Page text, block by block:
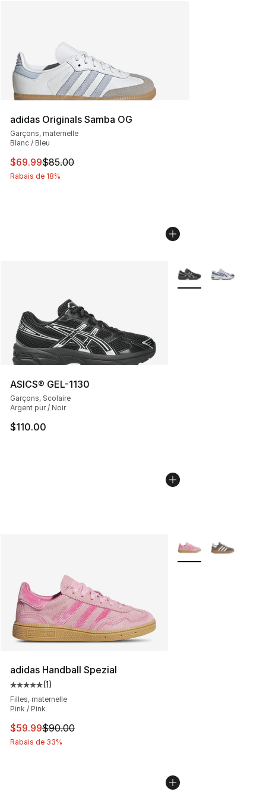
adidas Originals Samba OG
Garçons, maternelle
Blanc / Bleu
Cet article est en solde. Le prix est passé de $85.00 à
$69.99$85.00
Rabais de 18%
ASICS® GEL-1130
Garçons, Scolaire
Argent pur / Noir
$110.00
Plus de couleurs
adidas Handball Spezial
Cote moyenne du client - [5 sur 5 étoiles], 1
(1)
Filles, maternelle
Pink / Pink
Cet article est en solde. Le prix est passé de $90.00 à
$59.99$90.00
Rabais de 33%
Plus de couleurs